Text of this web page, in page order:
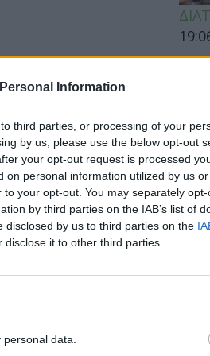
Information
third parties, or processing of your
by us, please use the below opt-out
your opt-out request is processed
on personal information utilized by us
your opt-out. You may separately
by third parties on the IAB’s list of
disclosed by us to third parties on the
disclose it to other third parties.
data.
πω αν
ότι μπορεί να
τον...